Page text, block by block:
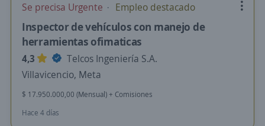
Se precisa Urgente Empleo destacado
Inspector de vehículos con manejo de
herramientas ofimaticas
4,3
Telcos Ingeniería S.A.
Villavicencio, Meta
$ 17.950.000,00 (Mensual) + Comisiones
Hace 4 días